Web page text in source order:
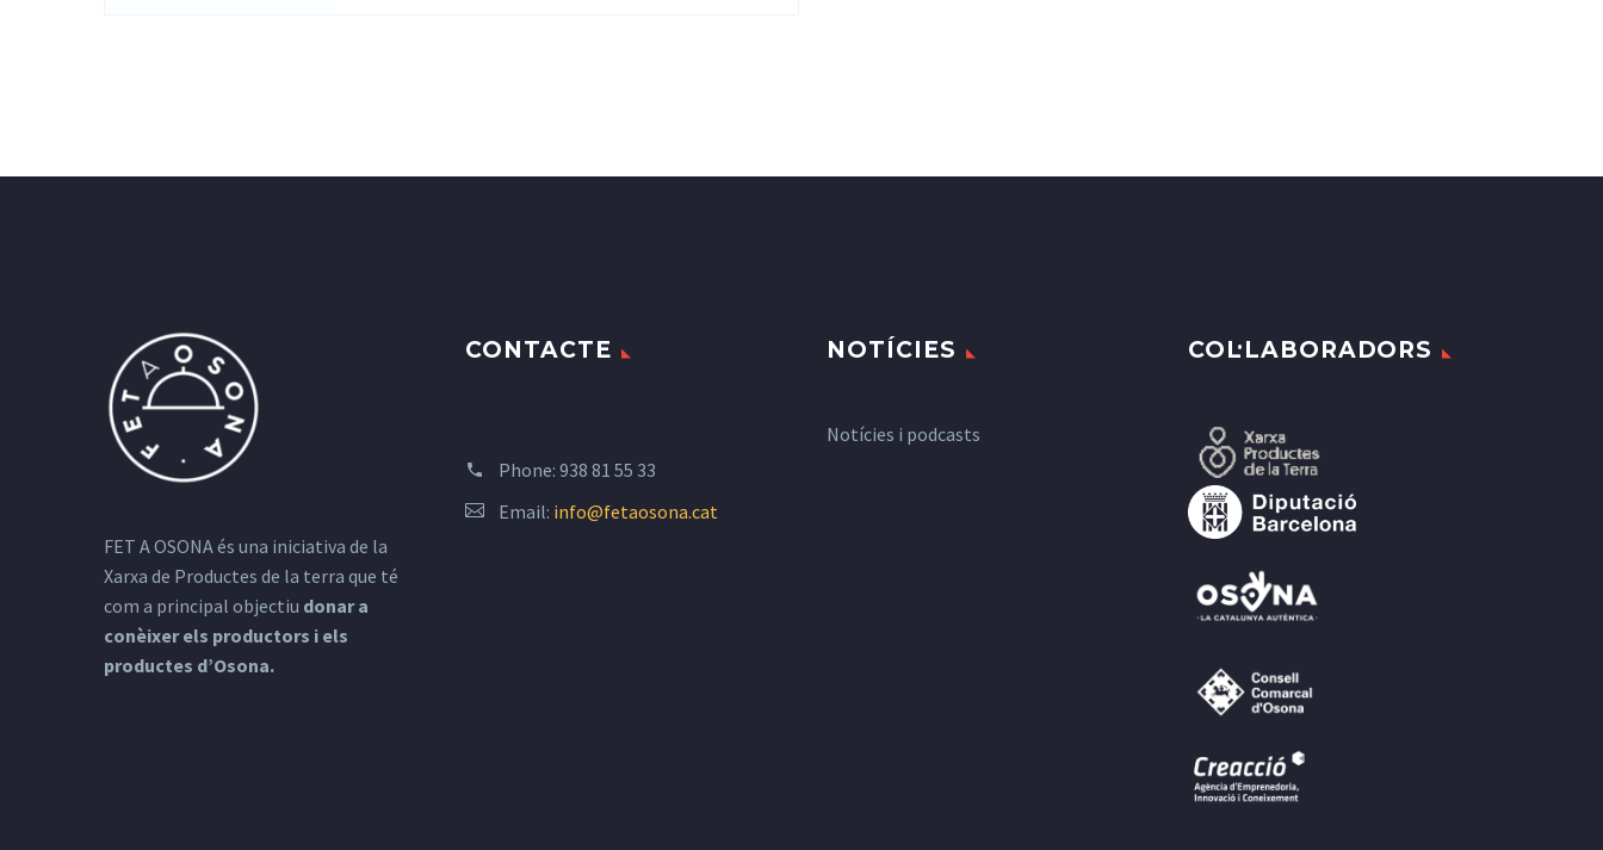
FET A OSONA és una iniciativa de la
Xarxa de Productes de la terra que té
com a principal objectiu donar a
conèixer els productors i els
productes d’Osona.
CONTACTE
Phone: 938 81 55 33
Email: info@fetaosona.cat
NOTÍCIES
Notícies i podcasts
COL·LABORADORS